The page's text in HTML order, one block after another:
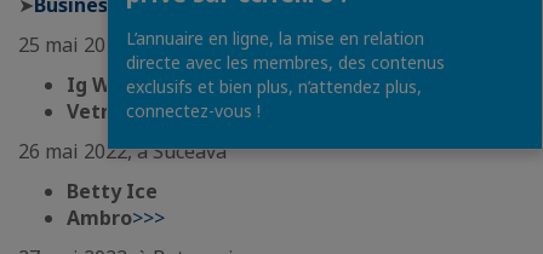
➤Business Tour >>>
25 mai 2022, à Iasi
Ig Watteeuw România>>>
Vetro Solutions>>>
26 mai 2022, à Suceava
Betty Ice
Ambro>>>
L’annuaire en ligne, la mise en relation
directe avec les membres, des contenus
exclusifs et bien plus, n’attendez plus,
connectez-vous !